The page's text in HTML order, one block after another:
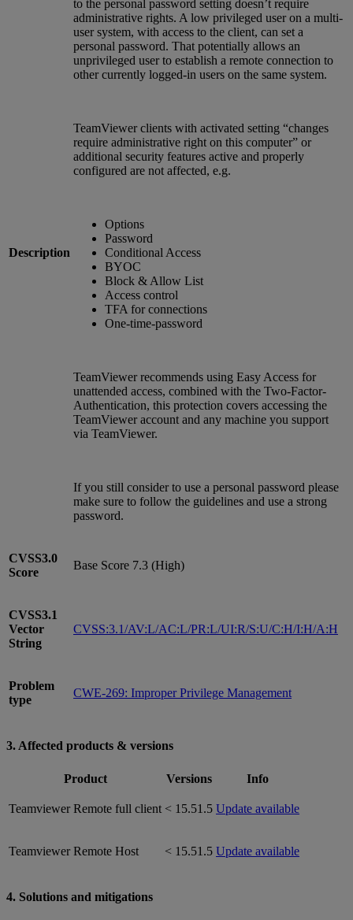
Description
to the personal password setting doesn’t require
administrative rights. A low privileged user on a multi-
user system, with access to the client, can set a
personal password. That potentially allows an
unprivileged user to establish a remote connection to
other currently logged-in users on the same system.
TeamViewer clients with activated setting “changes
require administrative right on this computer” or
additional security features active and properly
configured are not affected, e.g.
Options
Password
Conditional Access
BYOC
Block & Allow List
Access control
TFA for connections
One-time-password
TeamViewer recommends using Easy Access for
unattended access, combined with the Two-Factor-
Authentication, this protection covers accessing the
TeamViewer account and any machine you support
via TeamViewer.
If you still consider to use a personal password please
make sure to follow the guidelines and use a strong
password.
CVSS3.0
Score
Base Score 7.3 (High)
CVSS3.1
Vector
String
CVSS:3.1/AV:L/AC:L/PR:L/UI:R/S:U/C:H/I:H/A:H
Problem
type
CWE-269: Improper Privilege Management
3. Affected products & versions
Product Versions Info
Teamviewer Remote full client < 15.51.5 Update available
Teamviewer Remote Host < 15.51.5 Update available
4. Solutions and mitigations